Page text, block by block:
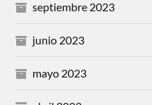
septiembre 2023
junio 2023
mayo 2023